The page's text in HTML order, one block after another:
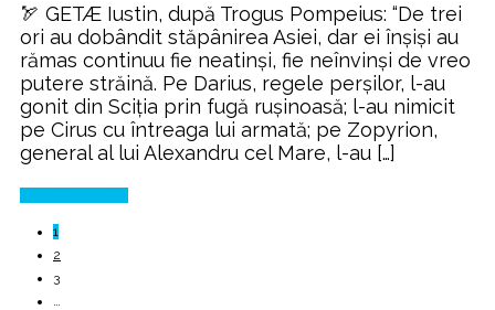
Getic
🏹 GETÆ Iustin, după Trogus Pompeius: “De trei
ori au dobândit stăpânirea Asiei, dar ei înșiși au
rămas continuu fie neatinși, fie neînvinși de vreo
putere străină. Pe Darius, regele perșilor, l-au
gonit din Sciția prin fugă rușinoasă; l-au nimicit
pe Cirus cu întreaga lui armată; pe Zopyrion,
general al lui Alexandru cel Mare, l-au […]
1
2
3